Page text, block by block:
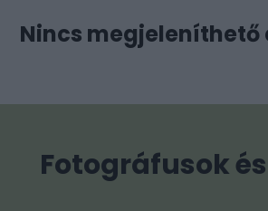
Nincs megjeleníthető
Fotográfusok